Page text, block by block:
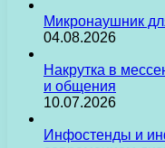
Микронаушник
04.08.2026
Накрутка в
и общения
10.07.2026
Инфостенды и